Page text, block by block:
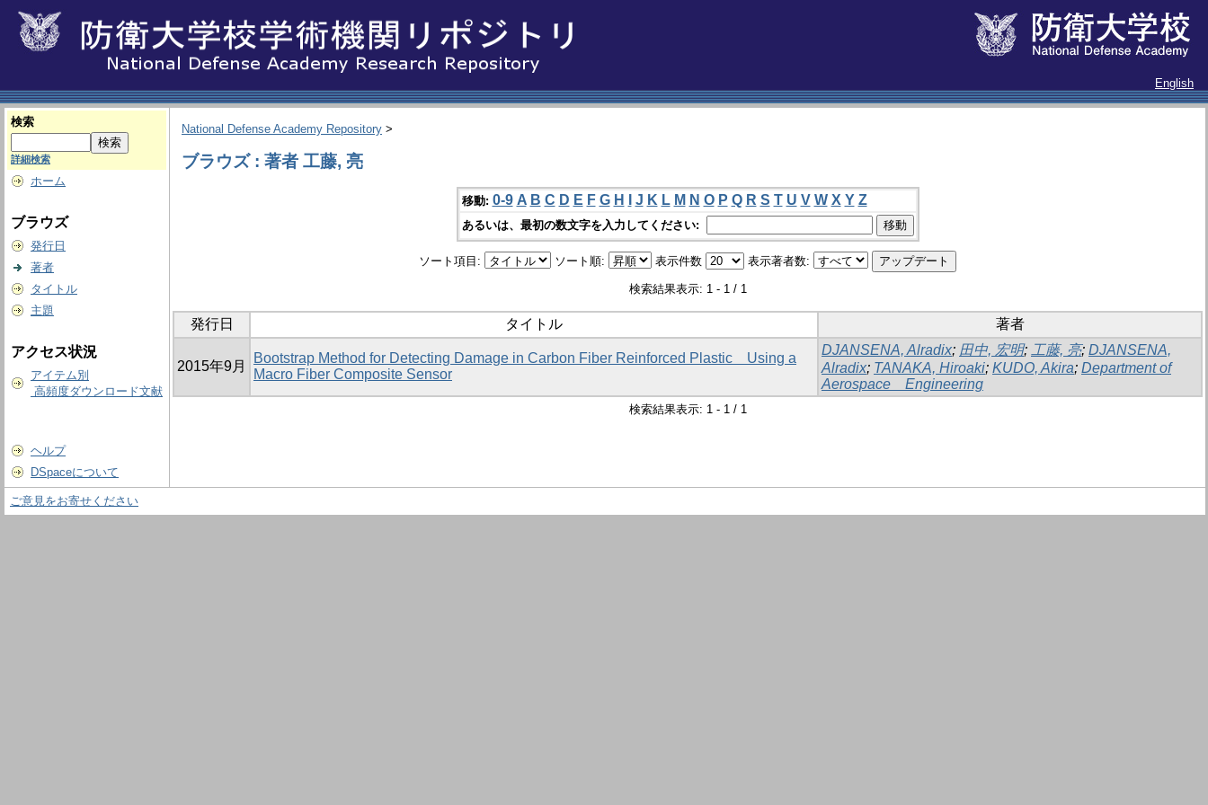
English
検索
詳細検索
ホーム
ブラウズ
発行日
著者
タイトル
主題
アクセス状況
アイテム別
高頻度ダウンロード文献
ヘルプ
DSpaceについて
National Defense Academy Repository >
ブラウズ : 著者 工藤, 亮
移動: 0-9 A B C D E F G H J K L M N O P Q R S T U V W X Y Z
あるいは、最初の数文字を入力してください:
ソート項目: ソート順: 表示件数 表示著者数:
検索結果表示: 1 - 1 / 1
発行日 タイトル 著者
2015年9月
Bootstrap Method for Detecting Damage in Carbon Fiber Reinforced Plastic Using a
Macro Fiber Composite Sensor
DJANSENA, Alradix; 田中, 宏明; 工藤, 亮; DJANSENA,
Alradix; TANAKA, Hiroaki; KUDO, Akira; Department of
Aerospace Engineering
検索結果表示: 1 - 1 / 1
ご意見をお寄せください